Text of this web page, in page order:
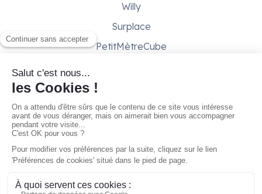
Willy
Surplace
PetitMètreCube
Besoin d'aide ?
Conditions générales
Gestion des cookies